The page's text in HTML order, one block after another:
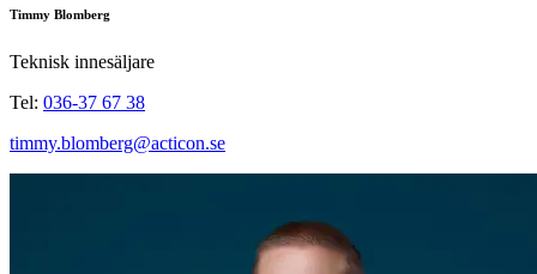
Timmy Blomberg
Teknisk innesäljare
Tel: 036-37 67 38
timmy.blomberg@acticon.se